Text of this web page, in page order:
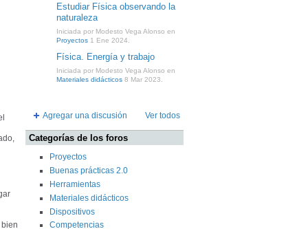
Estudiar Física observando la
naturaleza
Iniciada por Modesto Vega Alonso en
Proyectos 1 Ene 2024.
Física. Energía y trabajo
Iniciada por Modesto Vega Alonso en
Materiales didácticos 8 Mar 2023.
Agregar una discusión Ver todos
Categorías de los foros
Proyectos
Buenas prácticas 2.0
Herramientas
Materiales didácticos
Dispositivos
Competencias